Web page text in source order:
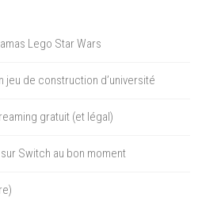
Lego Star Wars
jeu de construction d’université
gratuit (et légal)
Switch au bon moment